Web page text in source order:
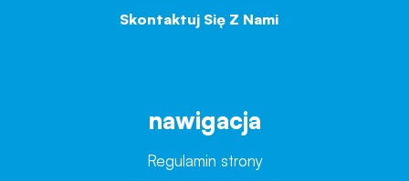
Skontaktuj Się Z Nami
nawigacja
Regulamin strony